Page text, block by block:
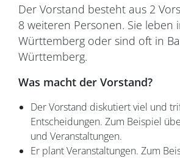
Der Vorstand besteht aus 2
8 weiteren Personen. Sie leben
Württemberg oder sind oft in
Württemberg.
Was macht der Vorstand?
Der Vorstand diskutiert viel und
Entscheidungen. Zum Beispiel
und Veranstaltungen.
Er plant Veranstaltungen. Zum